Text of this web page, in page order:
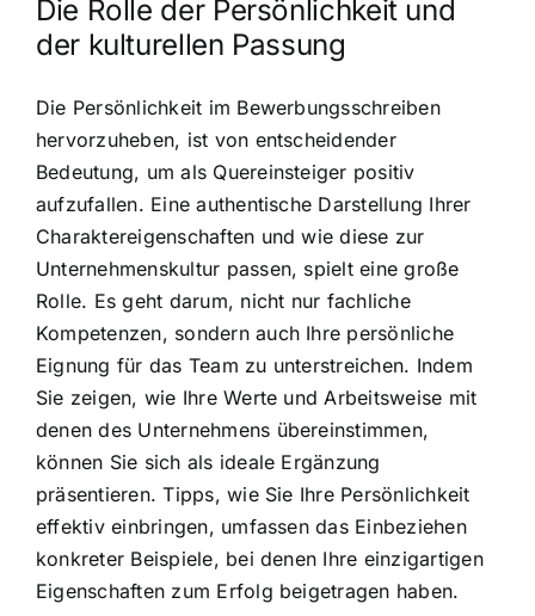
Die Rolle der Persönlichkeit und
der kulturellen Passung
Die Persönlichkeit im Bewerbungsschreiben
hervorzuheben, ist von entscheidender
Bedeutung, um als Quereinsteiger positiv
aufzufallen. Eine authentische Darstellung Ihrer
Charaktereigenschaften und wie diese zur
Unternehmenskultur passen, spielt eine große
Rolle. Es geht darum, nicht nur fachliche
Kompetenzen, sondern auch Ihre persönliche
Eignung für das Team zu unterstreichen. Indem
Sie zeigen, wie Ihre Werte und Arbeitsweise mit
denen des Unternehmens übereinstimmen,
können Sie sich als ideale Ergänzung
präsentieren. Tipps, wie Sie Ihre Persönlichkeit
effektiv einbringen, umfassen das Einbeziehen
konkreter Beispiele, bei denen Ihre einzigartigen
Eigenschaften zum Erfolg beigetragen haben.